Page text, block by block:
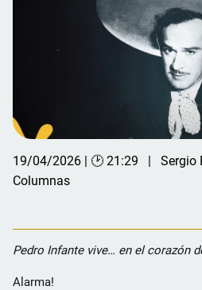
19/04/2026 | 🕑 21:29
Sergio
Columnas
Pedro Infante vive… en el corazón
Alarma!